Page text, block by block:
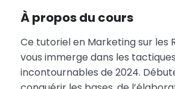
À propos du cours
Ce tutoriel en Marketing sur les
vous immerge dans les
incontournables de 2024.